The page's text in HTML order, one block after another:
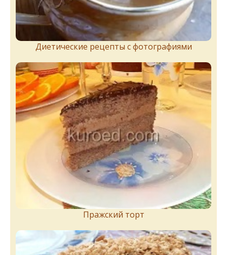
Диетические рецепты с фотографиями
Пражский торт